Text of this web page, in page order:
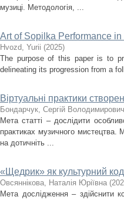
музиці. Методологія, ...
Art of Sopilka Performance
Нvozd, Yurii (2025)
The purpose of this paper is to
delineating its progression from a
Віртуальні практики
Бондарчук, Сергій Володимирович
Мета статті – дослідити
практиках музичного мистецтва.
на дотичніть ...
«Щедрик» як культурний
Овсяннікова, Наталія Юріївна (
Мета дослідження – здійснити